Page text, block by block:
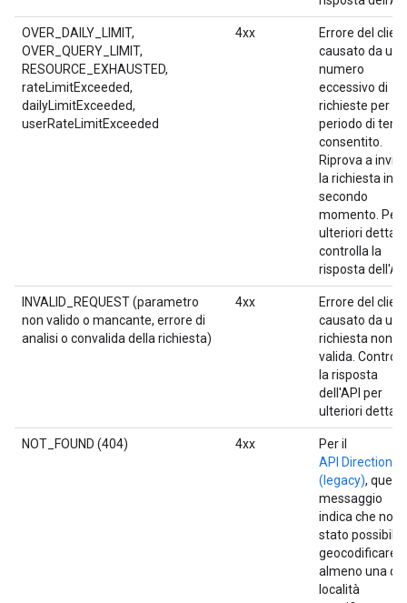
OVER_DAILY_LIMIT,
OVER_QUERY_LIMIT,
RESOURCE_EXHAUSTED,
rateLimitExceeded,
dailyLimitExceeded,
userRateLimitExceeded
4xx
Errore del client
causato da un
numero
eccessivo di
richieste per
periodo di
consentito.
Riprova a
la richiesta in
secondo
momento. Per
ulteriori
controlla la
risposta
INVALID_REQUEST (parametro
non valido o mancante, errore di
analisi o convalida della richiesta)
4xx
Errore del client
causato da una
richiesta non
valida.
la risposta
dell'API per
ulteriori
NOT_FOUND (404) 4xx
Per il
API Directions
(legacy),
messaggio
indica che non
stato possibile
geocodificare
almeno una
località